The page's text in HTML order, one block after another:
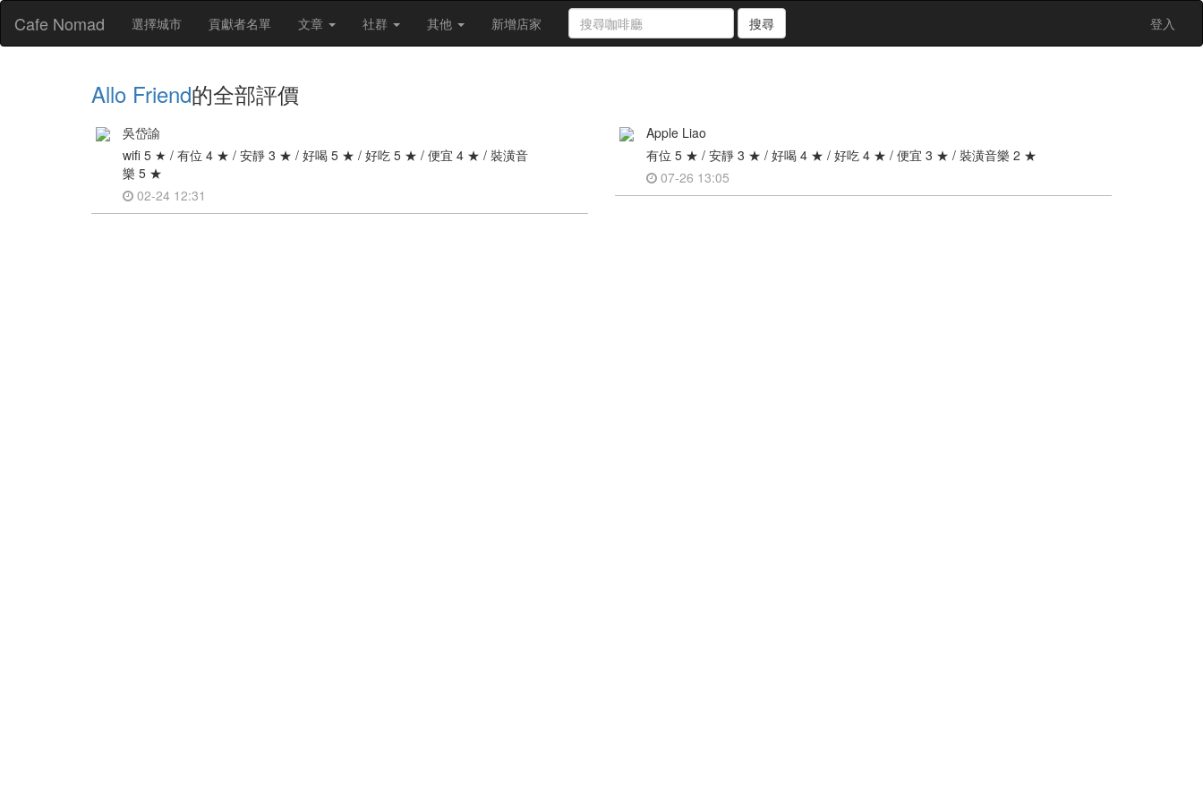
Cafe Nomad 選擇城市 貢獻者名單 文章 社群 其他 新增店家 搜尋 登入
Allo Friend的全部評價
吳岱諭
wifi 5 ★ / 有位 4 ★ / 安靜 3 ★ / 好喝 5 ★ / 好吃 5 ★ / 便宜 4 ★ / 裝潢音
樂 5 ★
02-24 12:31
Apple Liao
有位 5 ★ / 安靜 3 ★ / 好喝 4 ★ / 好吃 4 ★ / 便宜 3 ★ / 裝潢音樂 2 ★
07-26 13:05